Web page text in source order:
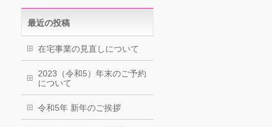
最近の投稿
在宅事業の見直しについて
2023（令和5）年末のご予約
について
令和5年 新年のご挨拶